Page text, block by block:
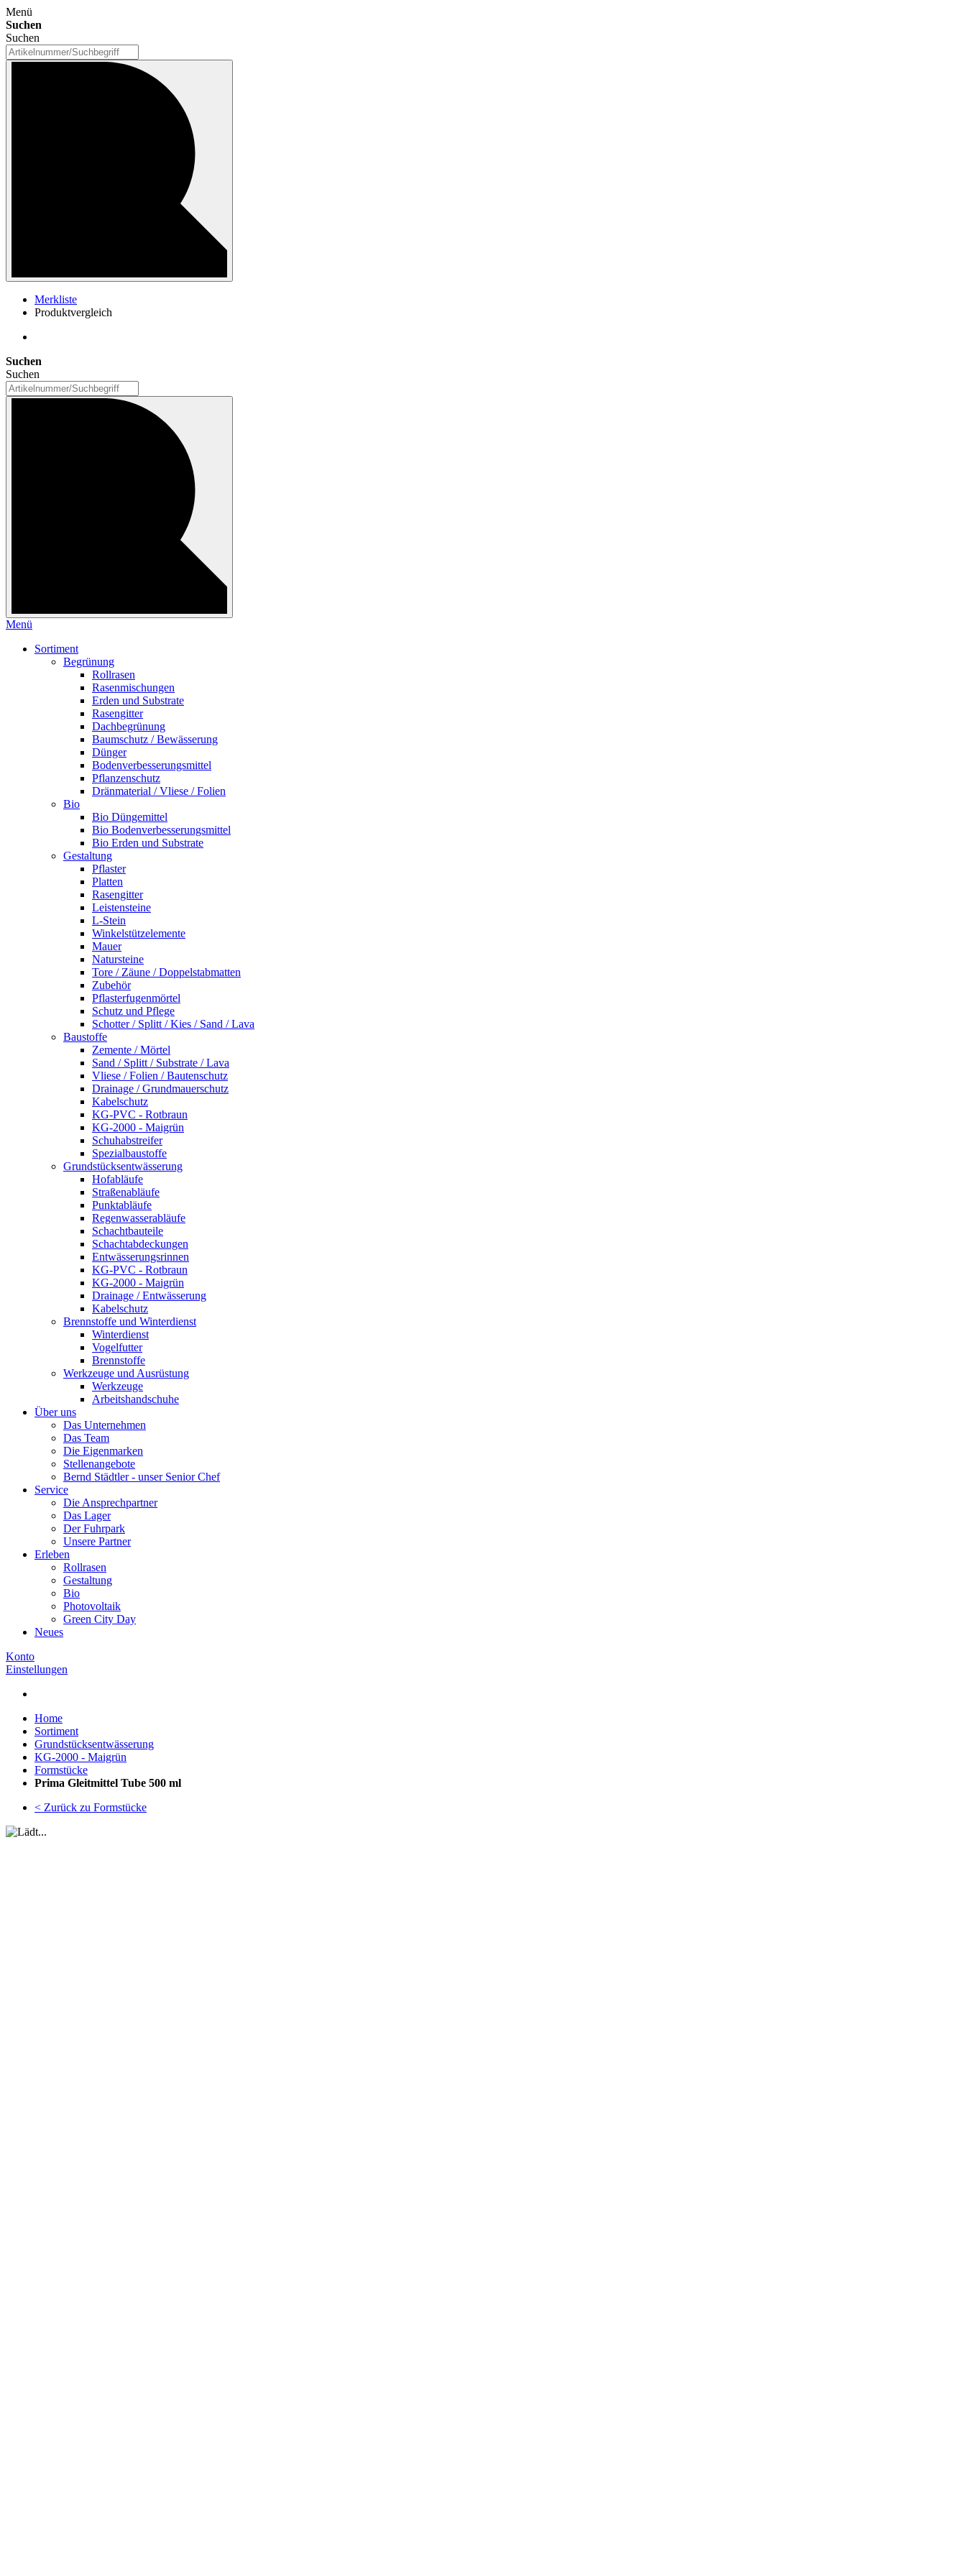
Menü
Suchen
Suchen
Merkliste
Produktvergleich
Suchen
Suchen
Menü
Sortiment
Begrünung
Rollrasen
Rasenmischungen
Erden und Substrate
Rasengitter
Dachbegrünung
Baumschutz / Bewässerung
Dünger
Bodenverbesserungsmittel
Pflanzenschutz
Dränmaterial / Vliese / Folien
Bio
Bio Düngemittel
Bio Bodenverbesserungsmittel
Bio Erden und Substrate
Gestaltung
Pflaster
Platten
Rasengitter
Leistensteine
L-Stein
Winkelstützelemente
Mauer
Natursteine
Tore / Zäune / Doppelstabmatten
Zubehör
Pflasterfugenmörtel
Schutz und Pflege
Schotter / Splitt / Kies / Sand / Lava
Baustoffe
Zemente / Mörtel
Sand / Splitt / Substrate / Lava
Vliese / Folien / Bautenschutz
Drainage / Grundmauerschutz
Kabelschutz
KG-PVC - Rotbraun
KG-2000 - Maigrün
Schuhabstreifer
Spezialbaustoffe
Grundstücksentwässerung
Hofabläufe
Straßenabläufe
Punktabläufe
Regenwasserabläufe
Schachtbauteile
Schachtabdeckungen
Entwässerungsrinnen
KG-PVC - Rotbraun
KG-2000 - Maigrün
Drainage / Entwässerung
Kabelschutz
Brennstoffe und Winterdienst
Winterdienst
Vogelfutter
Brennstoffe
Werkzeuge und Ausrüstung
Werkzeuge
Arbeitshandschuhe
Über uns
Das Unternehmen
Das Team
Die Eigenmarken
Stellenangebote
Bernd Städtler - unser Senior Chef
Service
Die Ansprechpartner
Das Lager
Der Fuhrpark
Unsere Partner
Erleben
Rollrasen
Gestaltung
Bio
Photovoltaik
Green City Day
Neues
Konto
Einstellungen
Home
Sortiment
Grundstücksentwässerung
KG-2000 - Maigrün
Formstücke
Prima Gleitmittel Tube 500 ml
< Zurück zu Formstücke